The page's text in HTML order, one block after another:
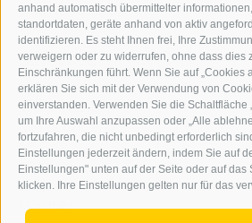
anhand automatisch übermittelter
standortdaten, geräte anhand von aktiv
identifizieren. Es steht Ihnen frei, Ihre
verweigern oder zu widerrufen, ohne dass dies
Einschränkungen führt. Wenn Sie auf „Cookies
erklären Sie sich mit der Verwendung von
einverstanden. Verwenden Sie die Schaltfläche
um Ihre Auswahl anzupassen oder „Alle
fortzufahren, die nicht unbedingt erforderlich
Einstellungen jederzeit ändern, indem Sie auf
Einstellungen" unten auf der Seite oder auf
klicken. Ihre Einstellungen gelten nur für das
ONLINE VOTING
SERVICE
VERANSTALTUNGSKALENDER
KLEINANZEIGER
NÜTZLICHE LINKS
WETTER
WEBCAM
VIDEOS
TRAUER